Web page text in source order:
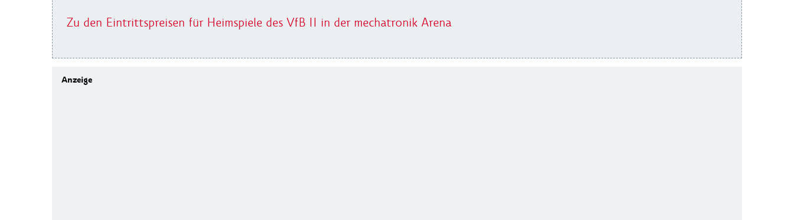
Zu den Eintrittspreisen für Heimspiele des VfB II in der mechatronik Arena